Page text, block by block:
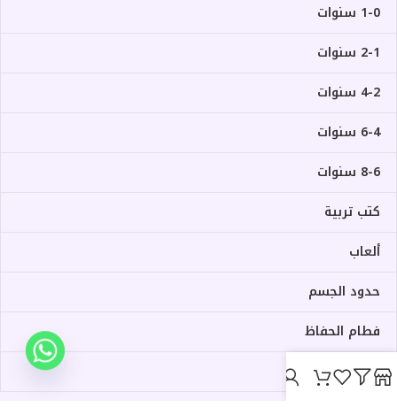
1-0 سنوات
2-1 سنوات
4-2 سنوات
6-4 سنوات
8-6 سنوات
كتب تربية
ألعاب
حدود الجسم
فطام الحفاظ
فطام الرضاعة